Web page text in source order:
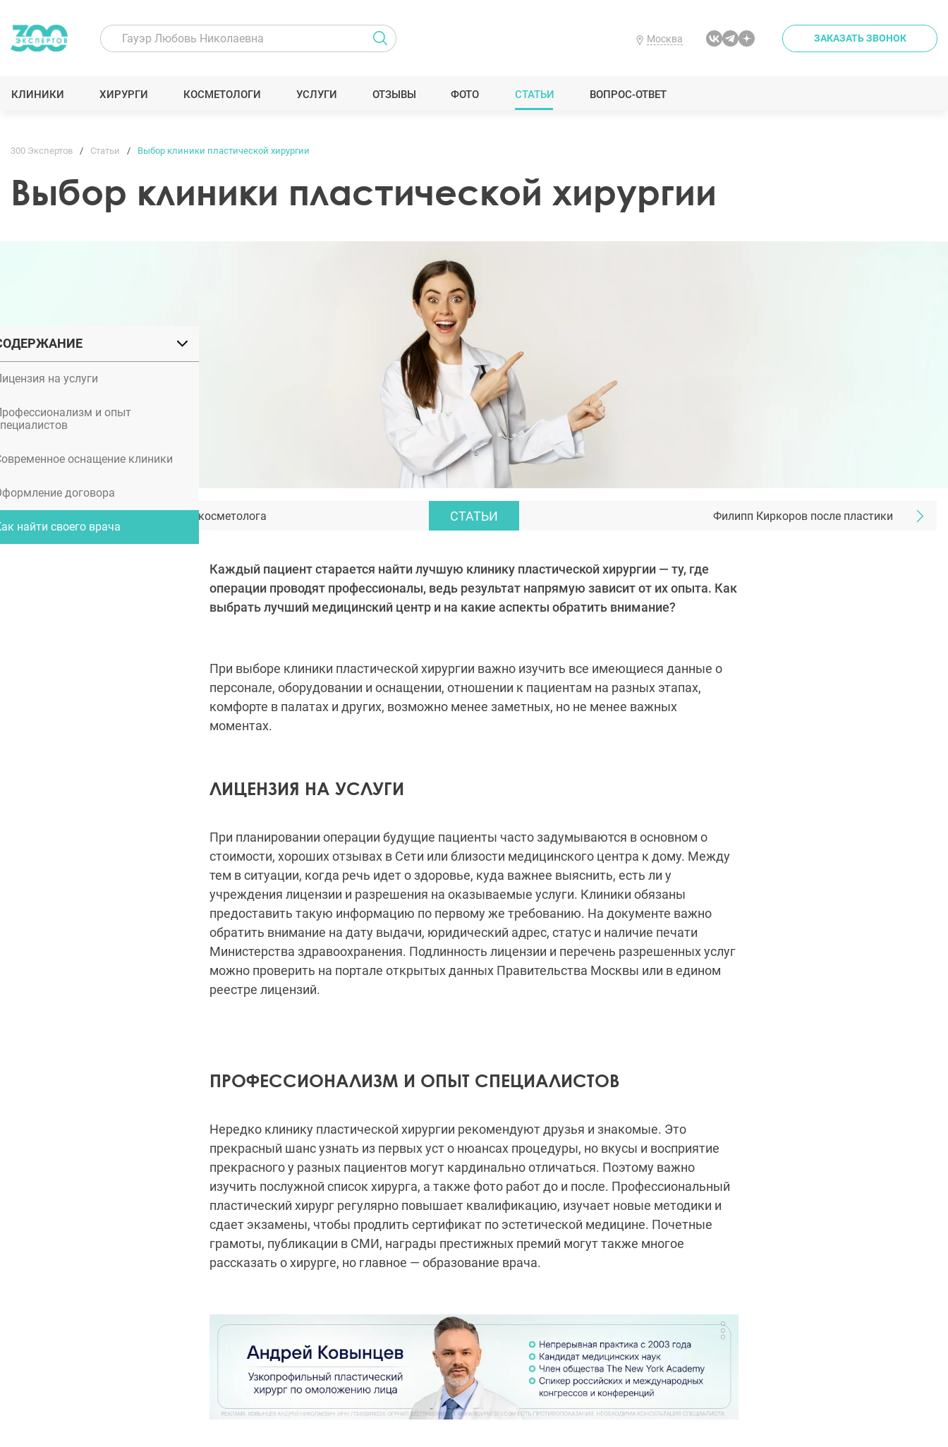
Москва ЗАКАЗАТЬ ЗВОНОК
КЛИНИКИ ХИРУРГИ КОСМЕТОЛОГИ УСЛУГИ ОТЗЫВЫ ФОТО СТАТЬИ ВОПРОС-ОТВЕТ
на услуги
и опыт
оснащение клиники
договора
найти своего врача
300 Экспертов Статьи Выбор клиники пластической хирургии
Выбор клиники пластической хирургии
Как сочетать процедуры у косметолога СТАТЬИ Филипп Киркоров после пластики
Каждый пациент старается найти лучшую клинику пластической хирургии — ту, где
операции проводят профессионалы, ведь результат напрямую зависит от их опыта. Как
выбрать лучший медицинский центр и на какие аспекты обратить внимание?
При выборе клиники пластической хирургии важно изучить все имеющиеся данные о
персонале, оборудовании и оснащении, отношении к пациентам на разных этапах,
комфорте в палатах и других, возможно менее заметных, но не менее важных
моментах.
ЛИЦЕНЗИЯ НА УСЛУГИ
При планировании операции будущие пациенты часто задумываются в основном о
стоимости, хороших отзывах в Сети или близости медицинского центра к дому. Между
тем в ситуации, когда речь идет о здоровье, куда важнее выяснить, есть ли у
учреждения лицензии и разрешения на оказываемые услуги. Клиники обязаны
предоставить такую информацию по первому же требованию. На документе важно
обратить внимание на дату выдачи, юридический адрес, статус и наличие печати
Министерства здравоохранения. Подлинность лицензии и перечень разрешенных услуг
можно проверить на портале открытых данных Правительства Москвы или в едином
реестре лицензий.
ПРОФЕССИОНАЛИЗМ И ОПЫТ СПЕЦИАЛИСТОВ
Нередко клинику пластической хирургии рекомендуют друзья и знакомые. Это
прекрасный шанс узнать из первых уст о нюансах процедуры, но вкусы и восприятие
прекрасного у разных пациентов могут кардинально отличаться. Поэтому важно
изучить послужной список хирурга, а также фото работ до и после. Профессиональный
пластический хирург регулярно повышает квалификацию, изучает новые методики и
сдает экзамены, чтобы продлить сертификат по эстетической медицине. Почетные
грамоты, публикации в СМИ, награды престижных премий могут также многое
рассказать о хирурге, но главное — образование врача.